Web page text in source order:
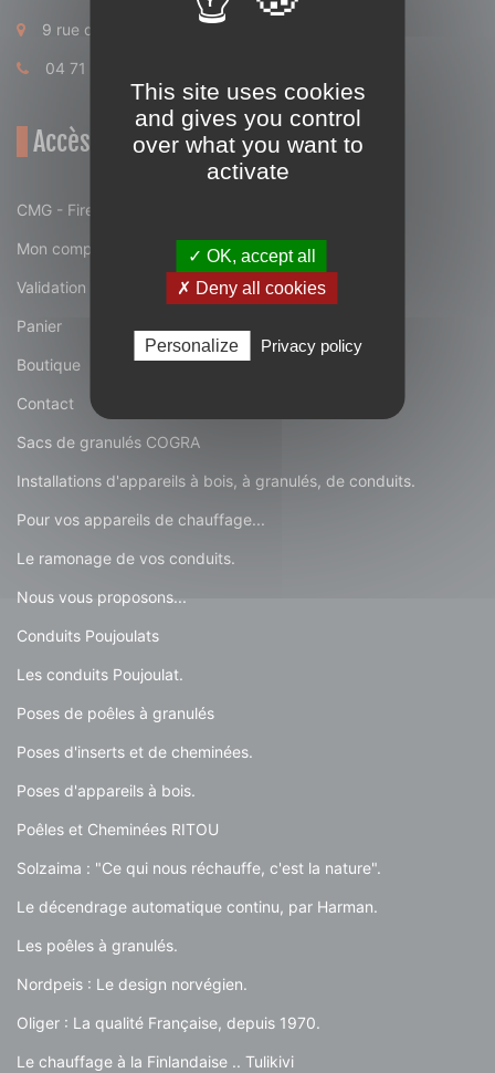
9 rue d'Enchalade BP94 15200 Mauriac
04 71 68 67 21
Accès rapide
CMG - Fire attitude : la qualité italienne
Mon compte
Validation de la commande
Panier
Boutique
Contact
Sacs de granulés COGRA
Installations d'appareils à bois, à granulés, de conduits.
Pour vos appareils de chauffage...
Le ramonage de vos conduits.
Nous vous proposons...
Conduits Poujoulats
Les conduits Poujoulat.
Poses de poêles à granulés
Poses d'inserts et de cheminées.
Poses d'appareils à bois.
Poêles et Cheminées RITOU
Solzaima : "Ce qui nous réchauffe, c'est la nature".
Le décendrage automatique continu, par Harman.
Les poêles à granulés.
Nordpeis : Le design norvégien.
Oliger : La qualité Française, depuis 1970.
Le chauffage à la Finlandaise .. Tulikivi
This site uses cookies
and gives you control
over what you want to
activate
✓ OK, accept all
✗ Deny all cookies
Personalize Privacy policy